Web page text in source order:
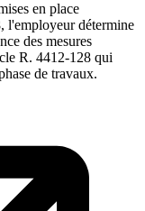
en place
l'employeur détermine
des mesures
R. 4412-128 qui
de travaux.